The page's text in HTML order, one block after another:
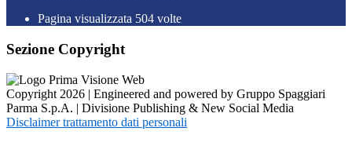
Pagina visualizzata 504 volte
Sezione Copyright
Copyright 2026 | Engineered and powered by Gruppo Spaggiari
Parma S.p.A. | Divisione Publishing & New Social Media
Disclaimer trattamento dati personali